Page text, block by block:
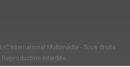
International Multimédia - Tous droits
Reproduction Interdite